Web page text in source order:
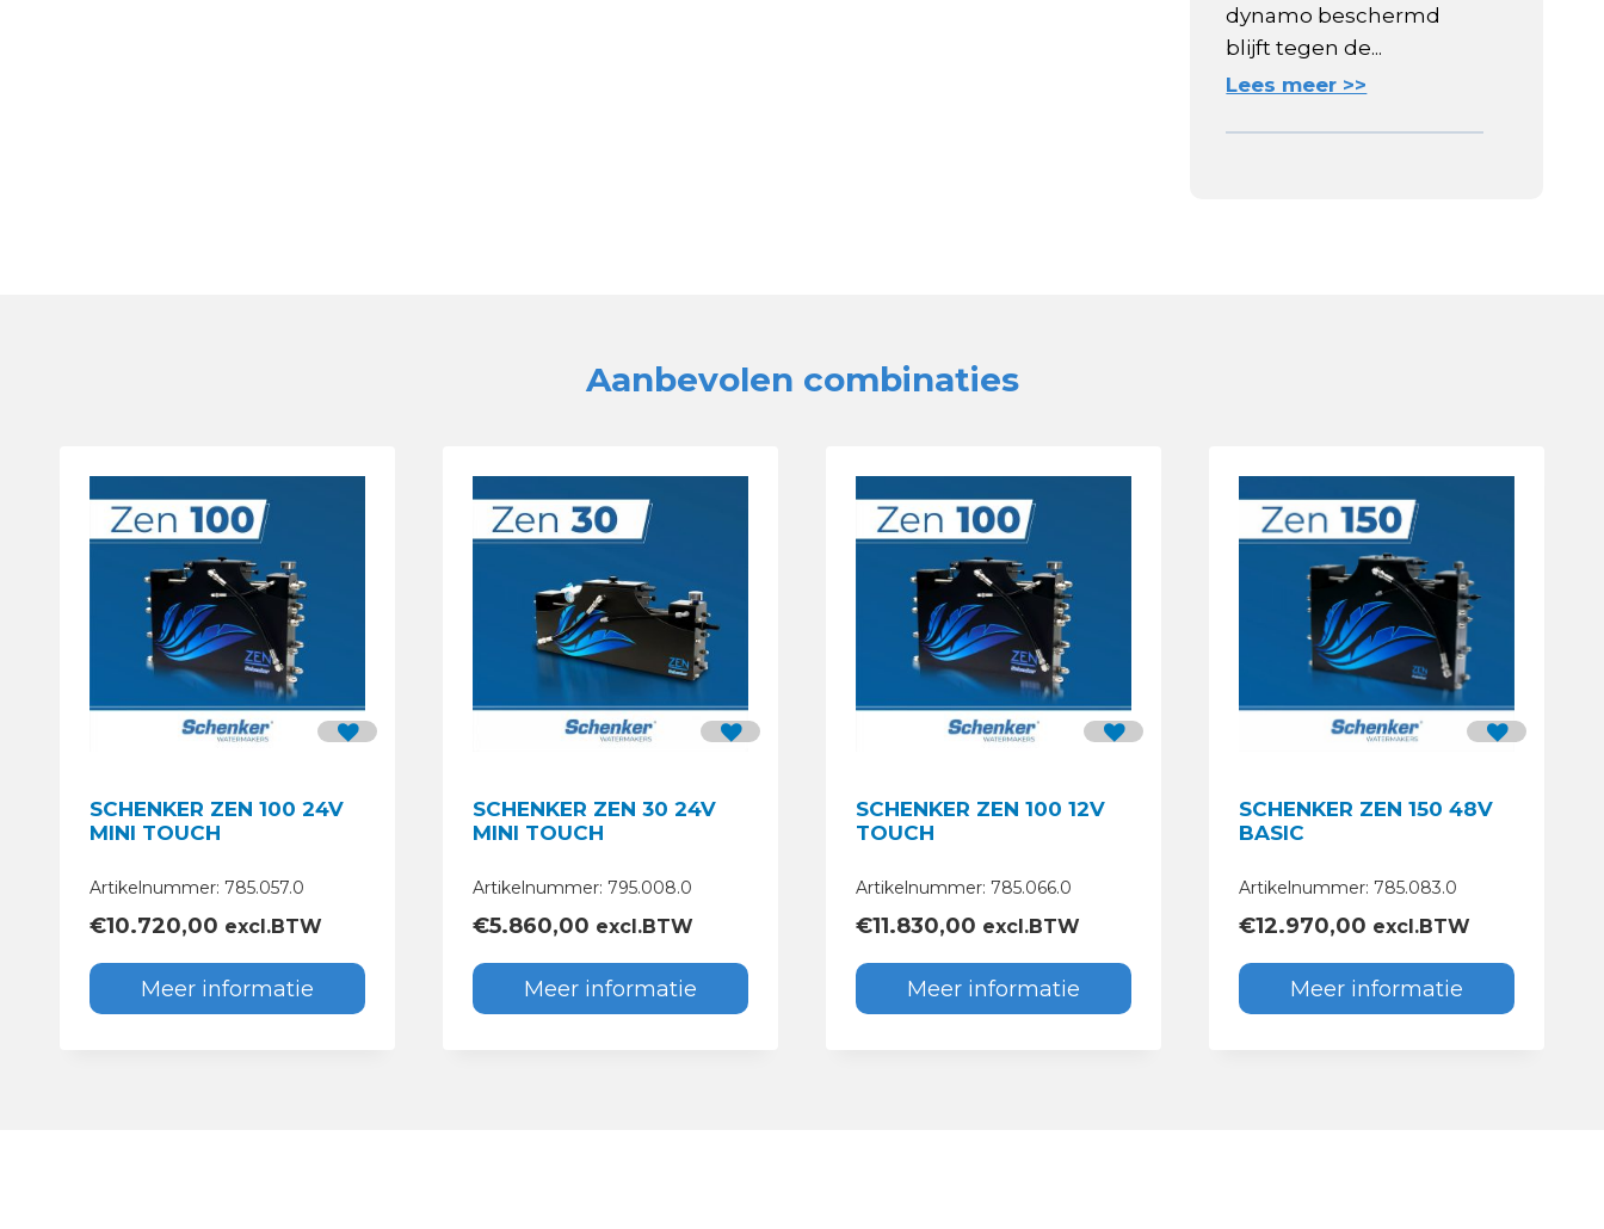
dynamo beschermd
blijft tegen de...
Lees meer >>
Aanbevolen combinaties
SCHENKER ZEN 100 24V
MINI TOUCH
Artikelnummer: 785.057.0
€10.720,00 excl.BTW
Meer informatie
SCHENKER ZEN 30 24V
MINI TOUCH
Artikelnummer: 795.008.0
€5.860,00 excl.BTW
Meer informatie
SCHENKER ZEN 100 12V
TOUCH
Artikelnummer: 785.066.0
€11.830,00 excl.BTW
Meer informatie
SCHENKER ZEN 150 48V
BASIC
Artikelnummer: 785.083.0
€12.970,00 excl.BTW
Meer informatie